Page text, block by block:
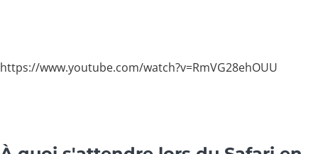
https://www.youtube.com/watch?v=RmVG28ehOUU